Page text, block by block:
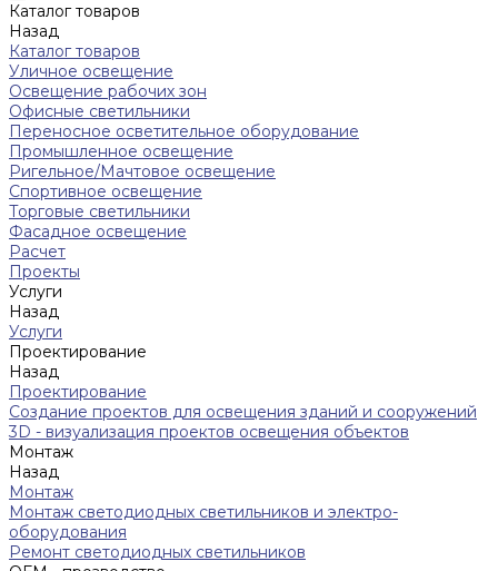
Каталог товаров
Назад
Каталог товаров
Уличное освещение
Освещение рабочих зон
Офисные светильники
Переносное осветительное оборудование
Промышленное освещение
Ригельное/Мачтовое освещение
Спортивное освещение
Торговые светильники
Фасадное освещение
Расчет
Проекты
Услуги
Назад
Услуги
Проектирование
Назад
Проектирование
Создание проектов для освещения зданий и сооружений
3D - визуализация проектов освещения объектов
Монтаж
Назад
Монтаж
Монтаж светодиодных светильников и электро-
оборудования
Ремонт светодиодных светильников